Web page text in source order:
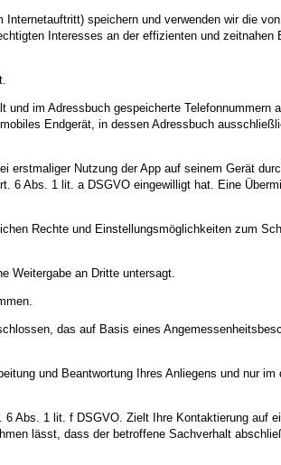
speichern und verwenden wir die
Interesses an der effizienten und zeitnahen
im Adressbuch gespeicherte Telefonnummern
Endgerät, in dessen Adressbuch
Nutzung der App auf seinem Gerät
6 Abs. 1 lit. a DSGVO eingewilligt hat. Eine
Rechte und Einstellungsmöglichkeiten zum
Weitergabe an Dritte untersagt.
das auf Basis eines
und Beantwortung Ihres Anliegens und nur im
Abs. 1 lit. f DSGVO. Zielt Ihre Kontaktierung auf
lässt, dass der betroffene Sachverhalt